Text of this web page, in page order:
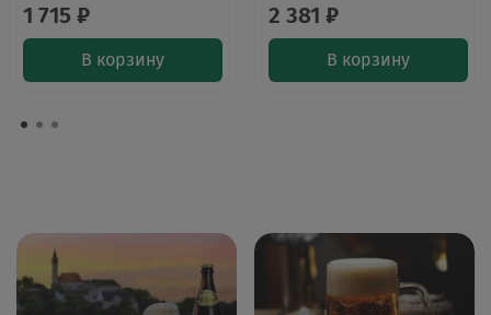
1 715 ₽
В корзину
2 381 ₽
В корзину